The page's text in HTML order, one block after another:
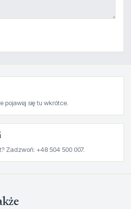
pojawią się tu wkrótce.
Zadzwoń: +48 504 500 007.